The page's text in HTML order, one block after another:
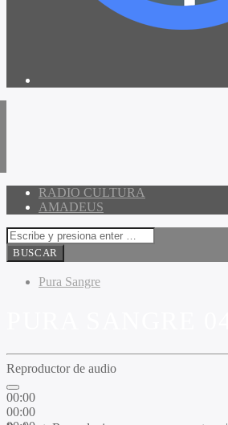
RADIO CULTURA
AMADEUS
Pura Sangre
Reproductor de audio
00:00
00:00